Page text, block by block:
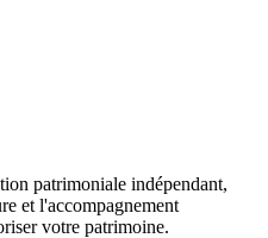
patrimoniale indépendant,
et l'accompagnement
votre patrimoine.